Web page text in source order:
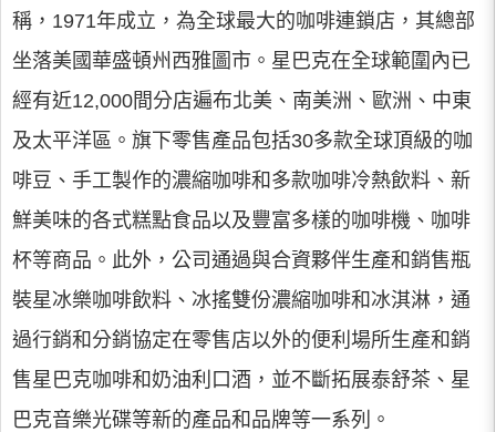
稱，1971年成立，為全球最大的咖啡連鎖店，其總部
坐落美國華盛頓州西雅圖市。星巴克在全球範圍內已
經有近12,000間分店遍布北美、南美洲、歐洲、中東
及太平洋區。旗下零售產品包括30多款全球頂級的咖
啡豆、手工製作的濃縮咖啡和多款咖啡冷熱飲料、新
鮮美味的各式糕點食品以及豐富多樣的咖啡機、咖啡
杯等商品。此外，公司通過與合資夥伴生產和銷售瓶
裝星冰樂咖啡飲料、冰搖雙份濃縮咖啡和冰淇淋，通
過行銷和分銷協定在零售店以外的便利場所生產和銷
售星巴克咖啡和奶油利口酒，並不斷拓展泰舒茶、星
巴克音樂光碟等新的產品和品牌等一系列。